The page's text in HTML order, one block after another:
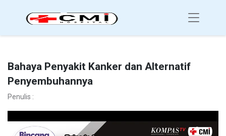
Bahaya Penyakit Kanker dan Alternatif
Penyembuhannya
Penulis :